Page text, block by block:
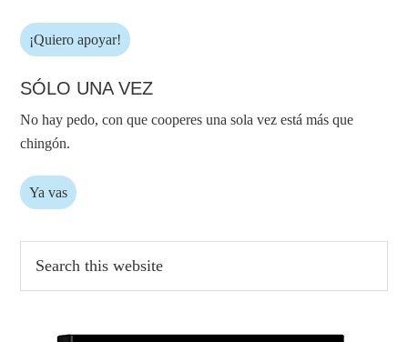
¡Quiero apoyar!
SÓLO UNA VEZ
No hay pedo, con que cooperes una sola vez está más que
chingón.
Ya vas